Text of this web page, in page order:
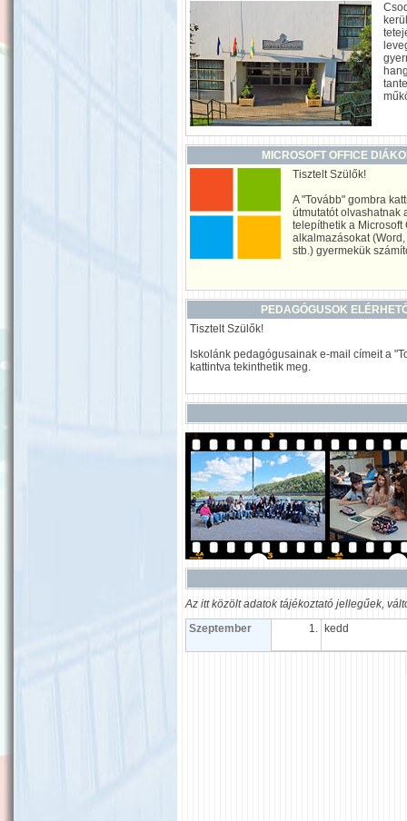
MICROSOFT OFFICE
Tisztelt Szülők!
A "Tovább" gombra
útmutatót olvashatnak
telepíthetik a Microsoft
alkalmazásokat
stb.) gyermekük
PEDAGÓGUSOK
Tisztelt Szülők!
Iskolánk pedagógusainak e-mail címeit a
kattintva tekinthetik meg.
Az itt közölt adatok tájékoztató jellegűek,
Szeptember
1. kedd